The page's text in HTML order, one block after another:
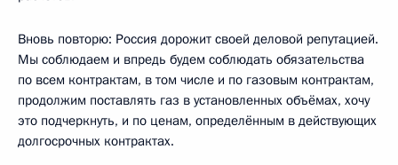
Вновь повторю: Россия дорожит своей деловой репутацией.
Мы соблюдаем и впредь будем соблюдать обязательства
по всем контрактам, в том числе и по газовым контрактам,
продолжим поставлять газ в установленных объёмах, хочу
это подчеркнуть, и по ценам, определённым в действующих
долгосрочных контрактах.